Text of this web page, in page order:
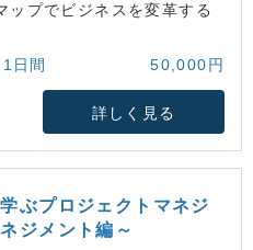
ップでビジネスを変革する
日間
50,000円
詳しく見る
ぶプロジェクトマネジ
ジメント編～